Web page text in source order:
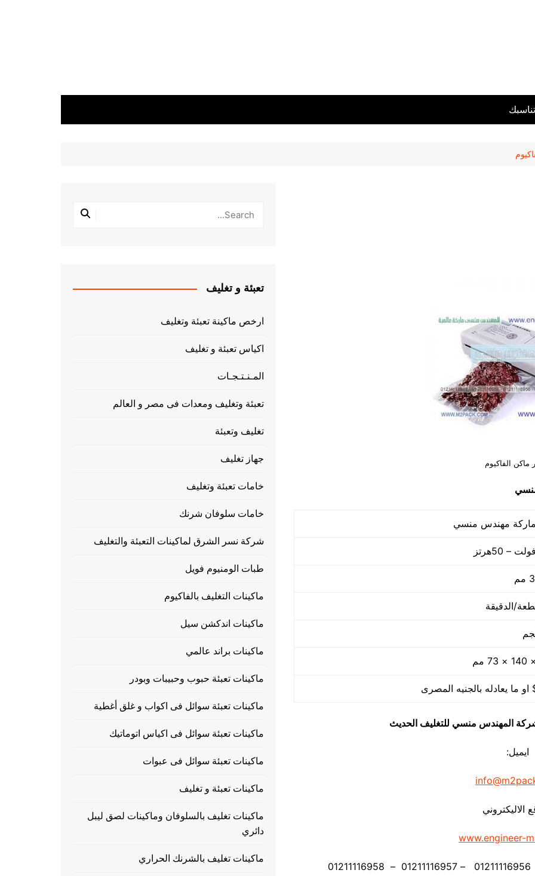
ماكن الفاكيوم
شركة المهندس منسي للتغليف الحديث
ايميل:
الاليكتروني
www.engineer-
تعبئة و تغليف
ارخص ماكينة تعبئة وتغليف
اكياس تعبئة و تغليف
المـنـتـجـات
تعبئة وتغليف ومعدات فى مصر و العالم
تغليف وتعبئة
جهاز تغليف
خامات تعبئة وتغليف
خامات سلوفان شرنك
شركة نسر الشرق لماكينات التعبئة والتغليف
طبات الومنيوم فويل
ماكينات التغليف بالفاكيوم
ماكينات اندكشن سيل
ماكينات براند عالمي
ماكينات تعبئة حبوب وحبيبات وبودر
ماكينات تعبئة سوائل فى اكواب و غلق أغطية
ماكينات تعبئة سوائل فى اكياس اتوماتيك
ماكينات تعبئة سوائل فى عبوات
ماكينات تعبئة و تغليف
ماكينات تغليف بالسلوفان وماكينات لصق ليبل
دائري
ماكينات تغليف بالشرنك الحراري